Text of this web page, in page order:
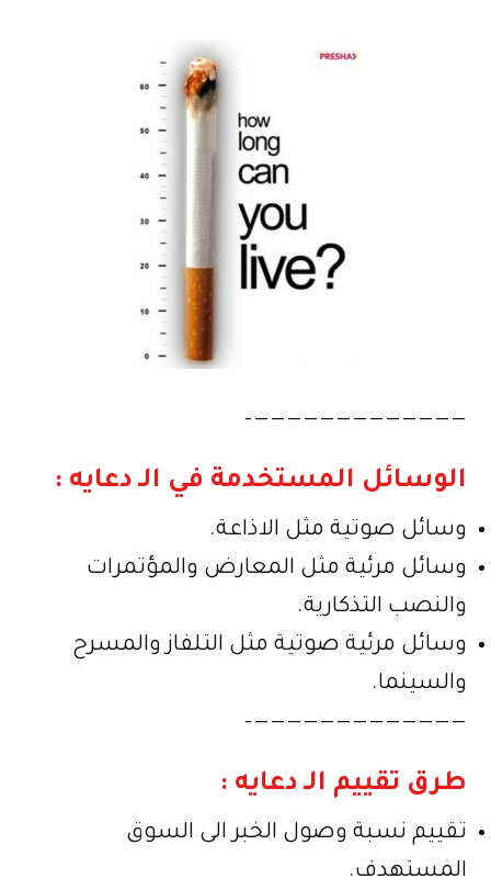
—————————————–
الوسائل المستخدمة في الـ دعايه :
وسائل صوتية مثل الاذاعة.
وسائل مرئية مثل المعارض والمؤتمرات
والنصب التذكارية.
وسائل مرئية صوتية مثل التلفاز والمسرح
والسينما.
—————————————–
طرق تقييم الـ دعايه :
تقييم نسبة وصول الخبر الى السوق
المستهدف.